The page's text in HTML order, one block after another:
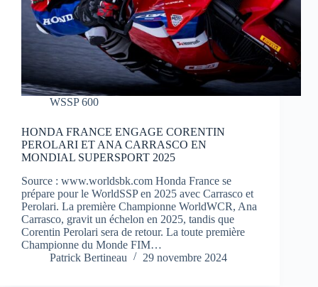
WSSP 600
HONDA FRANCE ENGAGE CORENTIN
PEROLARI ET ANA CARRASCO EN
MONDIAL SUPERSPORT 2025
Source : www.worldsbk.com Honda France se
prépare pour le WorldSSP en 2025 avec Carrasco et
Perolari. La première Championne WorldWCR, Ana
Carrasco, gravit un échelon en 2025, tandis que
Corentin Perolari sera de retour. La toute première
Championne du Monde FIM…
Patrick Bertineau
29 novembre 2024